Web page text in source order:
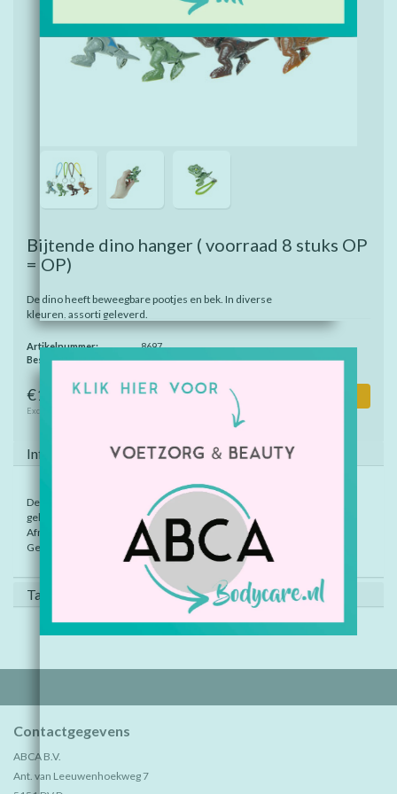
Bijtende dino hanger ( voorraad 8 stuks OP
= OP)
De dino heeft beweegbare pootjes en bek. In diverse
kleuren, assorti geleverd.
Artikelnummer:
8697
Beschikbaarheid:
Op voorraad
€1,15
Excl. btw
Toevoegen aan winkelwagen
Informatie
De dino heeft beweegbare pootjes en bek. In diverse kleuren, assorti
geleverd.
Afm.: 8 cm.
Geschikt vanaf 3 jaar.
Tags (0)
Contactgegevens
ABCA B.V.
Ant. van Leeuwenhoekweg 7